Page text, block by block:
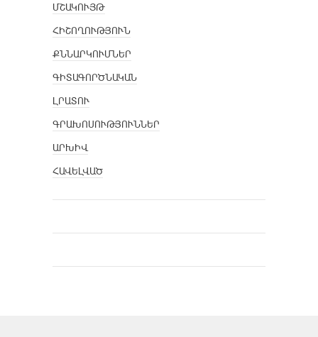
ՄՇԱԿՈՒՅԹ
ՀԻՇՈՂՈՒԹՅՈՒՆ
ՔՆՆԱՐԿՈՒՄՆԵՐ
ԳԻՏԱԳՈՐԾՆԱԿԱՆ
ԼՐԱՏՈՒ
ԳՐԱԽՈՍՈՒԹՅՈՒՆՆԵՐ
ԱՐԽԻՎ
ՀԱՎԵԼՎԱԾ